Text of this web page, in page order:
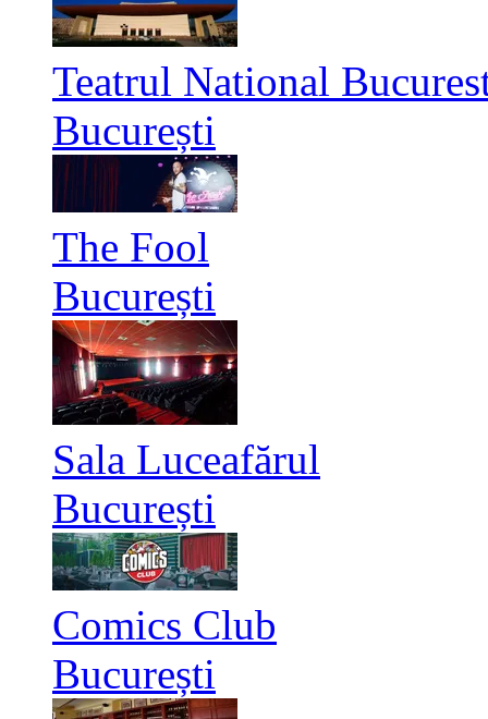
Teatrul National
București
The Fool
București
Sala Luceafărul
București
Comics Club
București